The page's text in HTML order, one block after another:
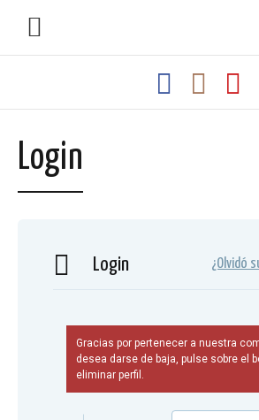
Login
Login ¿Olvidó
Gracias por pertenecer a nuestra
desea darse de baja, pulse sobre el
eliminar perfil.